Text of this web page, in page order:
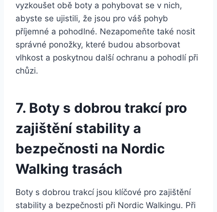
‍vyzkoušet obě boty a pohybovat ⁢se v nich,
abyste ⁣se ujistili, že jsou pro váš pohyb ​
příjemné a pohodlné.⁣ Nezapomeňte také nosit
správné ponožky, které budou absorbovat
vlhkost a poskytnou další ochranu a pohodlí při
⁣chůzi.
7. ‌Boty s ⁤dobrou trakcí pro
zajištění ⁤stability a
bezpečnosti na Nordic
Walking trasách
Boty s dobrou trakcí jsou‌ klíčové pro zajištění
stability a bezpečnosti při Nordic Walkingu. Při